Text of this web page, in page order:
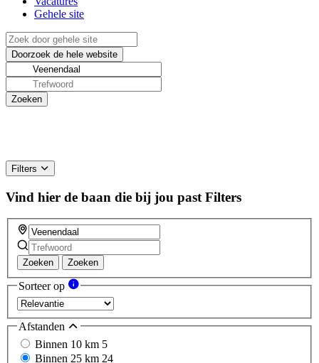
Gehele site
Filters
Vind hier de baan die bij jou past Filters
Zoeken Zoeken
Sorteer op
Afstanden
Binnen 10 km 5
Binnen 25 km 24